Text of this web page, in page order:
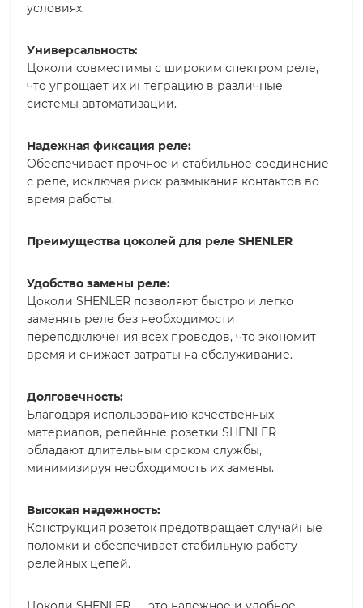
условиях.
Универсальность:
Цоколи совместимы с широким спектром реле,
что упрощает их интеграцию в различные
системы автоматизации.
Надежная фиксация реле:
Обеспечивает прочное и стабильное соединение
с реле, исключая риск размыкания контактов во
время работы.
Преимущества цоколей для реле SHENLER
Удобство замены реле:
Цоколи SHENLER позволяют быстро и легко
заменять реле без необходимости
переподключения всех проводов, что экономит
время и снижает затраты на обслуживание.
Долговечность:
Благодаря использованию качественных
материалов, релейные розетки SHENLER
обладают длительным сроком службы,
минимизируя необходимость их замены.
Высокая надежность:
Конструкция розеток предотвращает случайные
поломки и обеспечивает стабильную работу
релейных цепей.